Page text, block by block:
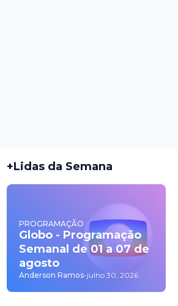
+Lidas da Semana
PROGRAMAÇÃO
Globo - Programação
Semanal de 01 a 07 de
agosto
Anderson Ramos-julho 30, 2026